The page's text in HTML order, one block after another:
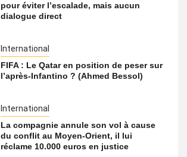
pour éviter l’escalade, mais aucun
dialogue direct
International
FIFA : Le Qatar en position de peser sur
l’après-Infantino ? (Ahmed Bessol)
International
La compagnie annule son vol à cause
du conflit au Moyen-Orient, il lui
réclame 10.000 euros en justice